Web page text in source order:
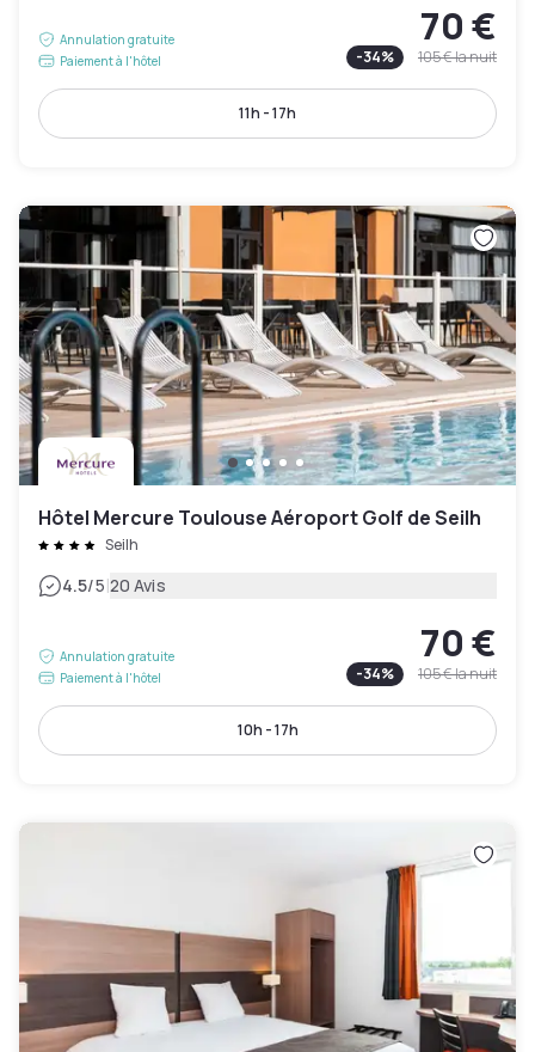
Annulation gratuite
Paiement à l'hôtel
70 €
-34% 105 €la nuit
11h - 17h
Hôtel Mercure Toulouse Aéroport Golf de Seilh
Seilh
4.5/5|20 Avis
Annulation gratuite
Paiement à l'hôtel
70 €
-34% 105 €la nuit
10h - 17h